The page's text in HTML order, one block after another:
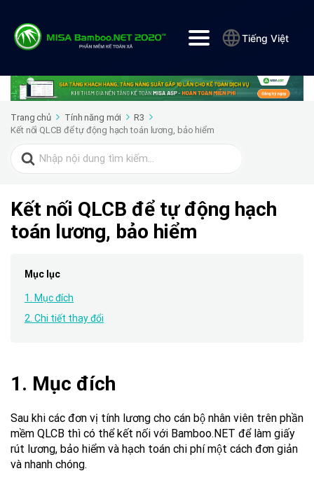
Tiếng Việt
Trang chủ Tính năng mới
R3
Kết nối QLCB để tự động hạch toán lương, bảo hiểm
Search
for:
Kết nối QLCB để tự động hạch
toán lương, bảo hiểm
Mục lục
1. Mục đích
2. Chi tiết thay đổi
1. Mục đích
Sau khi các đơn vị tính lương cho cán bộ nhân viên trên phần
mềm QLCB thì có thể kết nối với Bamboo.NET để làm giấy
rút lương, bảo hiểm và hạch toán chi phí một cách đơn giản
và nhanh chóng.